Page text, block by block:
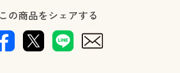
この商品をシェアする